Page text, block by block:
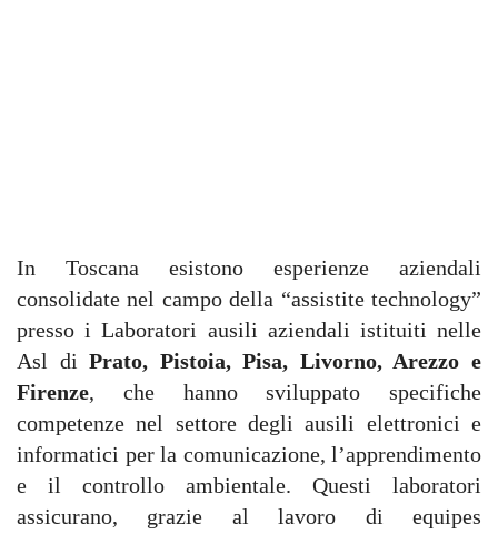
In Toscana esistono esperienze aziendali
consolidate nel campo della “assistite technology”
presso i Laboratori ausili aziendali istituiti nelle
Asl diPrato, Pistoia, Pisa, Livorno, Arezzo e
Firenze, che hanno sviluppato specifiche
competenze nel settore degli ausili elettronici e
informatici per la comunicazione, l’apprendimento
e il controllo ambientale. Questi laboratori
assicurano, grazie al lavoro di equipes